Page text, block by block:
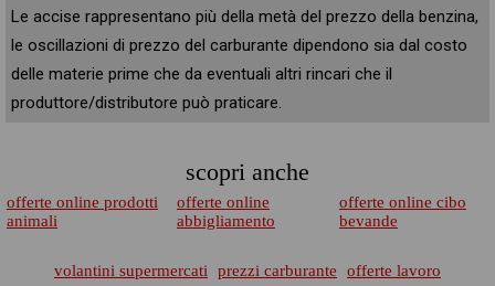
Le accise rappresentano più della metà del prezzo della benzina,
le oscillazioni di prezzo del carburante dipendono sia dal costo
delle materie prime che da eventuali altri rincari che il
produttore/distributore può praticare.
scopri anche
offerte online prodotti
animali
offerte online
abbigliamento
offerte online cibo
bevande
volantini supermercati prezzi carburante
offerte lavoro